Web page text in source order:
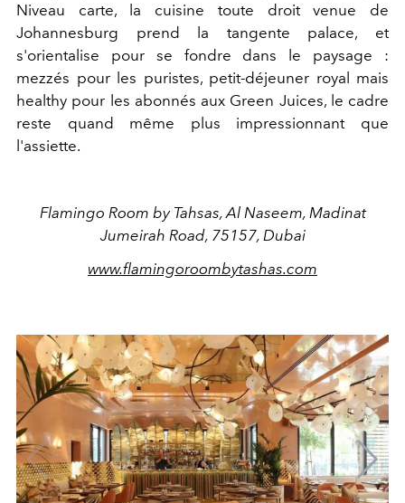
Niveau carte, la cuisine toute droit venue de
Johannesburg prend la tangente palace, et
s'orientalise pour se fondre dans le paysage :
mezzés pour les puristes, petit-déjeuner royal mais
healthy pour les abonnés aux Green Juices, le cadre
reste quand même plus impressionnant que
l'assiette.
Flamingo Room by Tahsas, Al Naseem, Madinat
Jumeirah Road, 75157, Dubai
www.flamingoroombytashas.com